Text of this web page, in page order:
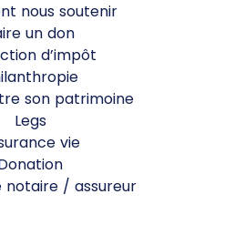
nous soutenir
un don
d’impôt
son patrimoine
Legs
vie
notaire / assureur